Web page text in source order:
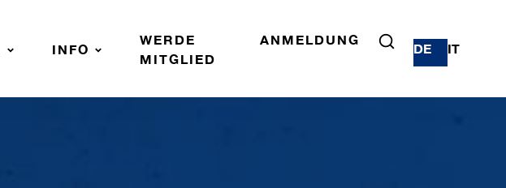
INFO
WERDE
MITGLIED
ANMELDUNG
DE IT